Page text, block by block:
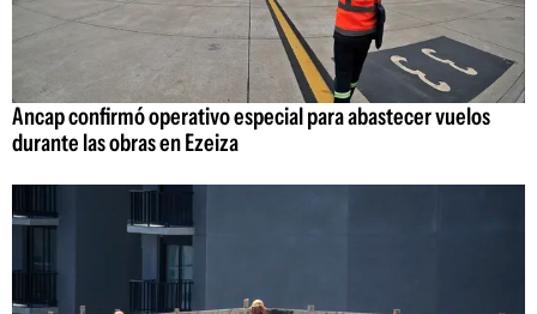
Ancap confirmó operativo especial para abastecer vuelos
durante las obras en Ezeiza